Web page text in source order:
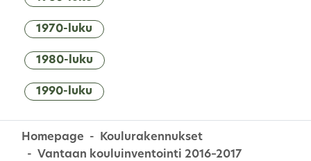
1970-luku
1980-luku
1990-luku
Homepage
Koulurakennukset
Vantaan kouluinventointi 2016–2017